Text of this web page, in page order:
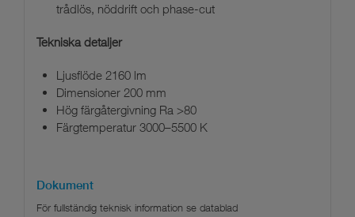
trådlös, nöddrift och phase-cut
Tekniska detaljer
Ljusflöde 2160 lm
Dimensioner 200 mm
Hög färgåtergivning Ra >80
Färgtemperatur 3000–5500 K
Dokument